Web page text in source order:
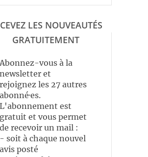
LES NOUVEAUTÉS
GRATUITEMENT
Abonnez-vous à la
newsletter et
rejoignez les 27 autres
abonné·es.
L'abonnement est
gratuit et vous permet
de recevoir un mail :
- soit à chaque nouvel
avis posté